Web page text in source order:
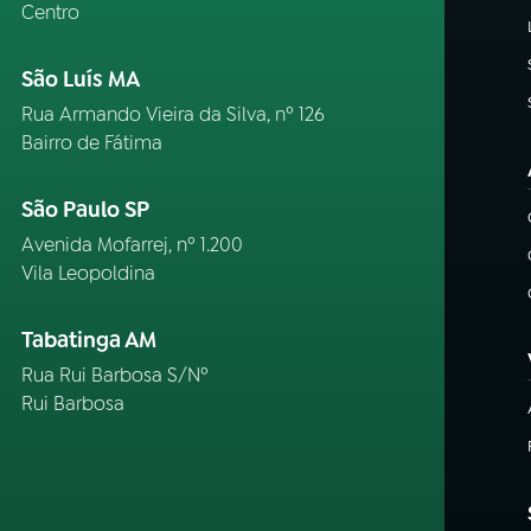
Centro
São Luís MA
Rua Armando Vieira da Silva, nº 126
Bairro de Fátima
São Paulo SP
Avenida Mofarrej, nº 1.200
Vila Leopoldina
Tabatinga AM
Rua Rui Barbosa S/Nº
Rui Barbosa